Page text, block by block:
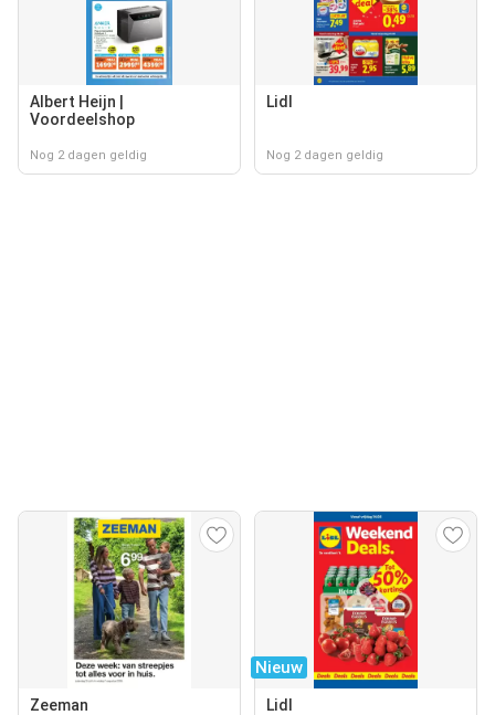
Albert Heijn |
Voordeelshop
Nog 2 dagen geldig
Lidl
Nog 2 dagen geldig
Zeeman
Nieuw
Lidl